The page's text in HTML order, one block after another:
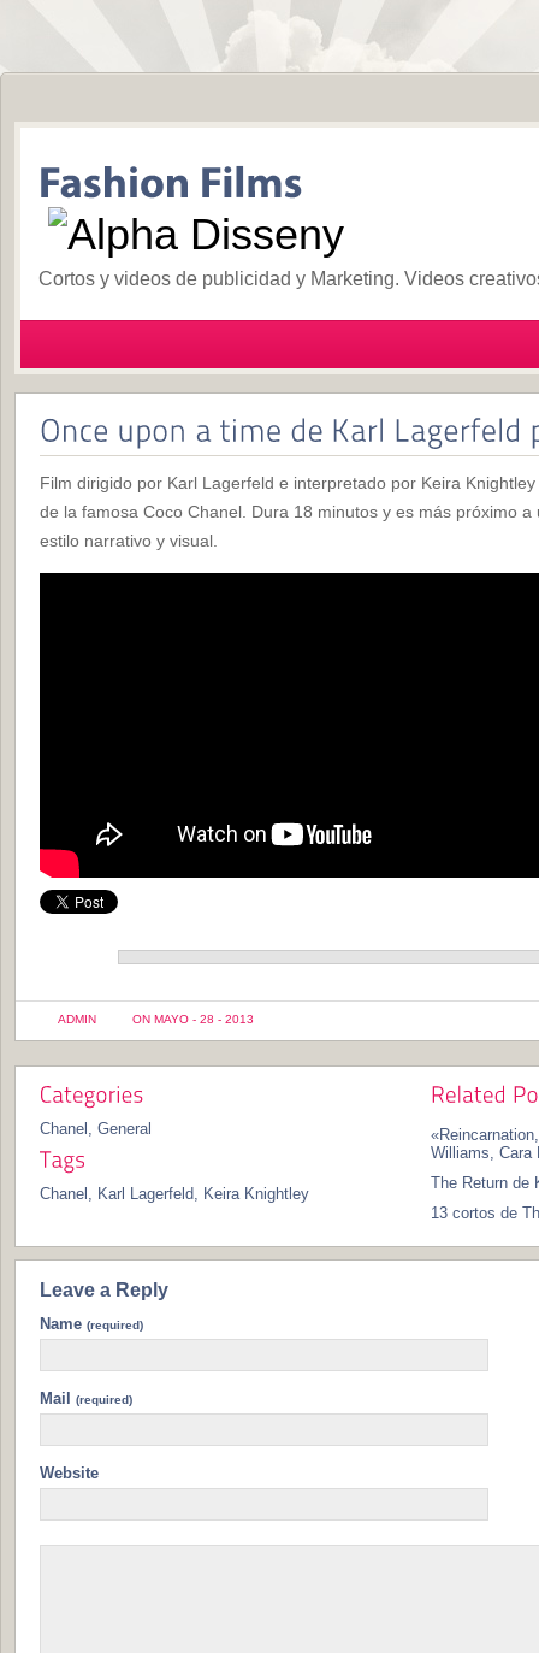
Cortos y videos de publicidad y Marketing. Videos
Film dirigido por Karl Lagerfeld e interpretado por Keira
de la famosa Coco Chanel. Dura 18 minutos y es más próximo
estilo narrativo y visual.
ADMIN ON MAYO - 28 - 2013
Chanel , General
Chanel , Karl Lagerfeld, Keira Knightley
Williams, Cara
The Return de
13 cortos de
Leave a Reply
Name (required)
Mail (required)
Website